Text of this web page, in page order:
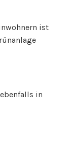
ist
in